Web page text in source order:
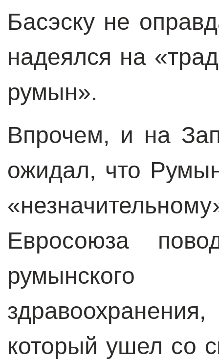
Басэску не
надеялся на
румын».
Впрочем, и на
ожидал, что
Евросоюза
который ушел со